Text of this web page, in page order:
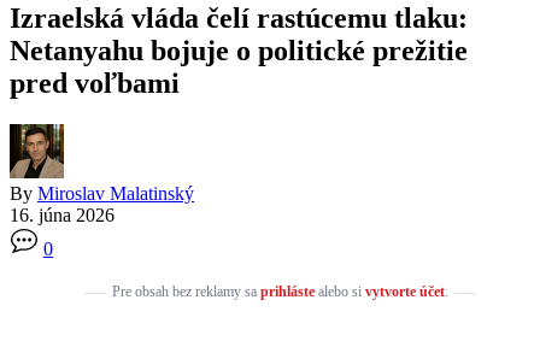
Izraelská vláda čelí rastúcemu tlaku:
Netanyahu bojuje o politické prežitie
pred voľbami
By Miroslav Malatinský
16. júna 2026
0
Pre obsah bez reklamy sa prihlástealebo si vytvorte účet.